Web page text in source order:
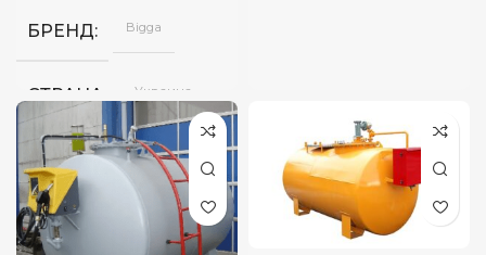
БРЕНД Bigga
СТРАНА Украина